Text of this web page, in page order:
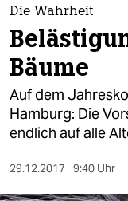
themen
politik
öko
gesellschaft
sport
Die Wahrheit
Bäume
Auf dem
Hamburg: Die
endlich auf alle
29.12.2017 9:40 Uhr